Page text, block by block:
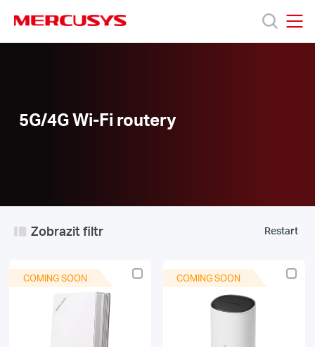
Czech
5G/4G Wi-Fi routery
Zobrazit filtr Restart
COMING SOON COMING SOON